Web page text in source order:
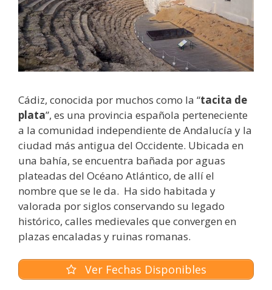
Cádiz, conocida por muchos como la “tacita de
plata”, es una provincia española perteneciente
a la comunidad independiente de Andalucía y la
ciudad más antigua del Occidente. Ubicada en
una bahía, se encuentra bañada por aguas
plateadas del Océano Atlántico, de allí el
nombre que se le da. Ha sido habitada y
valorada por siglos conservando su legado
histórico, calles medievales que convergen en
plazas encaladas y ruinas romanas.
Ver Fechas Disponibles